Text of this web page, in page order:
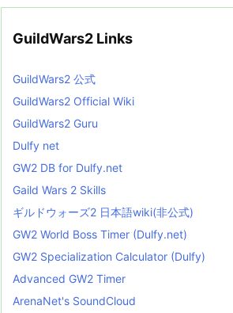
GuildWars2 Links
GuildWars2 公式
GuildWars2 Official Wiki
GuildWars2 Guru
Dulfy net
GW2 DB for Dulfy.net
Gaild Wars 2 Skills
ギルドウォーズ2 日本語wiki(非公式)
GW2 World Boss Timer (Dulfy.net)
GW2 Specialization Calculator (Dulfy)
Advanced GW2 Timer
ArenaNet's SoundCloud